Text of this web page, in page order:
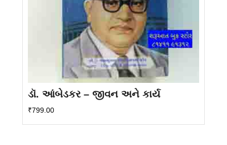
ડૉ. આંબેડકર – જીવન અને કાર્ય
₹799.00